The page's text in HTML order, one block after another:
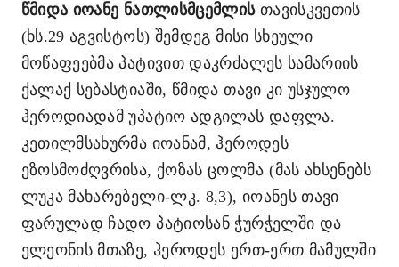
წმიდა იოანე ნათლისმცემლისთავისკვეთის
(ხს.29 აგვისტოს) შემდეგ მისი სხეული
მოწაფეებმა პატივით დაკრძალეს სამარიის
ქალაქ სებასტიაში, წმიდა თავი კი უსჯულო
ჰეროდიადამ უპატიო ადგილას დაფლა.
კეთილმსახურმა იოანამ, ჰეროდეს
ეზოსმოძღვრისა, ქოზას ცოლმა (მას ახსენებს
ლუკა მახარებელი-ლკ. 8,3), იოანეს თავი
ფარულად ჩადო პატიოსან ჭურჭელში და
ელეონის მთაზე, ჰეროდეს ერთ-ერთ მამულში